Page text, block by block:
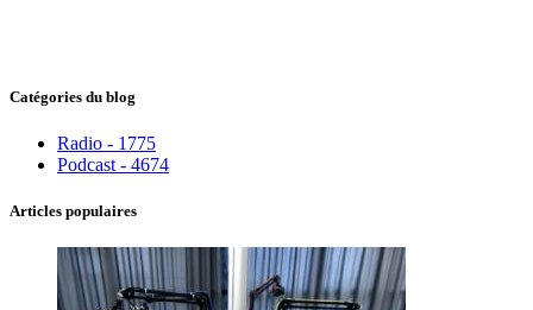
Catégories du blog
Radio - 1775
Podcast - 4674
Articles populaires